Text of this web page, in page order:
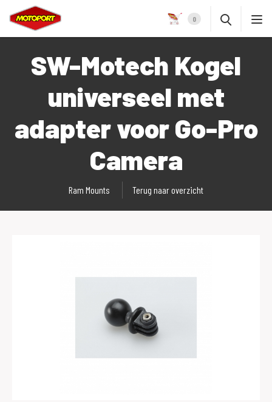
0
SW-Motech Kogel
universeel met
adapter voor Go-Pro
Camera
Ram Mounts Terug naar overzicht